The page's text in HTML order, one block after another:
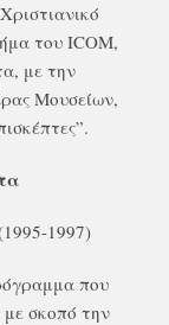
του ICOM,
με την
Μουσείων,
1997)
που
με σκοπό την